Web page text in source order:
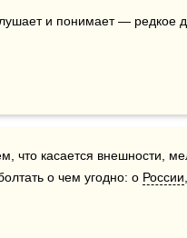
и понимает — редкое
что касается внешности,
о чем угодно: о России